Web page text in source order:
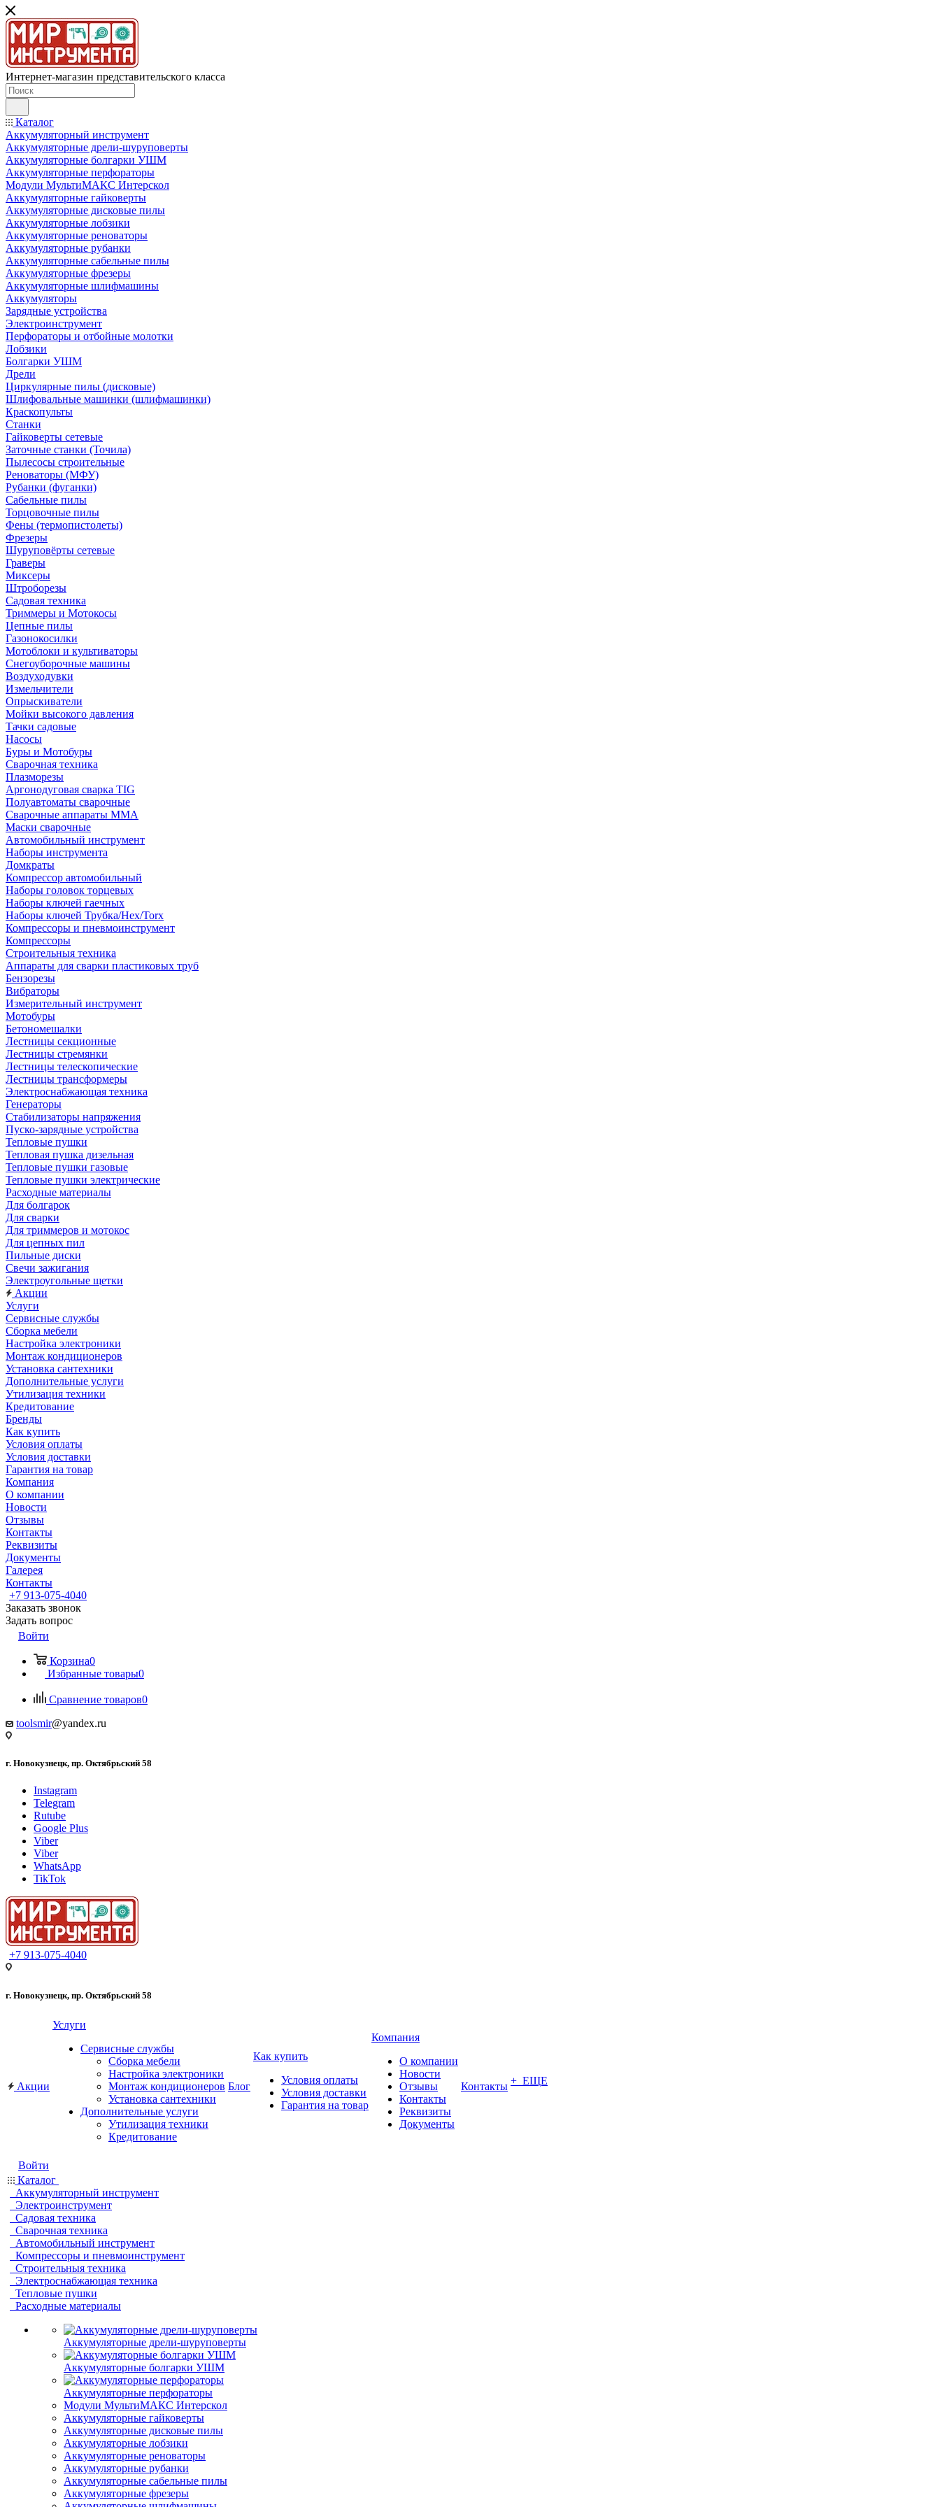
Интернет-магазин представительского класса
Каталог
Аккумуляторный инструмент
Аккумуляторные дрели-шуруповерты
Аккумуляторные болгарки УШМ
Аккумуляторные перфораторы
Модули МультиМАКС Интерскол
Аккумуляторные гайковерты
Аккумуляторные дисковые пилы
Аккумуляторные лобзики
Аккумуляторные реноваторы
Аккумуляторные рубанки
Аккумуляторные сабельные пилы
Аккумуляторные фрезеры
Аккумуляторные шлифмашины
Аккумуляторы
Зарядные устройства
Электроинструмент
Перфораторы и отбойные молотки
Лобзики
Болгарки УШМ
Дрели
Циркулярные пилы (дисковые)
Шлифовальные машинки (шлифмашинки)
Краскопульты
Станки
Гайковерты сетевые
Заточные станки (Точила)
Пылесосы строительные
Реноваторы (МФУ)
Рубанки (фуганки)
Сабельные пилы
Торцовочные пилы
Фены (термопистолеты)
Фрезеры
Шуруповёрты сетевые
Граверы
Миксеры
Штроборезы
Садовая техника
Триммеры и Мотокосы
Цепные пилы
Газонокосилки
Мотоблоки и культиваторы
Снегоуборочные машины
Воздуходувки
Измельчители
Опрыскиватели
Мойки высокого давления
Тачки садовые
Насосы
Буры и Мотобуры
Сварочная техника
Плазморезы
Аргонодуговая сварка TIG
Полуавтоматы сварочные
Сварочные аппараты ММА
Маски сварочные
Автомобильный инструмент
Наборы инструмента
Домкраты
Компрессор автомобильный
Наборы головок торцевых
Наборы ключей гаечных
Наборы ключей Трубка/Hex/Torx
Компрессоры и пневмоинструмент
Компрессоры
Строительныя техника
Аппараты для сварки пластиковых труб
Бензорезы
Вибраторы
Измерительный инструмент
Мотобуры
Бетономешалки
Лестницы секционные
Лестницы стремянки
Лестницы телескопические
Лестницы трансформеры
Электроснабжающая техника
Генераторы
Стабилизаторы напряжения
Пуско-зарядные устройства
Тепловые пушки
Тепловая пушка дизельная
Тепловые пушки газовые
Тепловые пушки электрические
Расходные материалы
Для болгарок
Для сварки
Для триммеров и мотокос
Для цепных пил
Пильные диски
Свечи зажигания
Электроугольные щетки
Акции
Услуги
Сервисные службы
Сборка мебели
Настройка электроники
Монтаж кондиционеров
Установка сантехники
Дополнительные услуги
Утилизация техники
Кредитование
Бренды
Как купить
Условия оплаты
Условия доставки
Гарантия на товар
Компания
О компании
Новости
Отзывы
Контакты
Реквизиты
Документы
Галерея
Контакты
+7 913-075-4040
Заказать звонок
Задать вопрос
Войти
Корзина0
Избранные товары0
Сравнение товаров0
toolsmir@yandex.ru
г. Новокузнецк, пр. Октябрьский 58
Instagram
Telegram
Rutube
Google Plus
Viber
Viber
WhatsApp
TikTok
+7 913-075-4040
г. Новокузнецк, пр. Октябрьский 58
Акции
Услуги
Сервисные службы
Сборка мебели
Настройка электроники
Монтаж кондиционеров
Установка сантехники
Дополнительные услуги
Утилизация техники
Кредитование
Блог
Как купить
Условия оплаты
Условия доставки
Гарантия на товар
Компания
О компании
Новости
Отзывы
Контакты
Реквизиты
Документы
Контакты + ЕЩЕ
Войти
Каталог
Аккумуляторный инструмент
Электроинструмент
Садовая техника
Сварочная техника
Автомобильный инструмент
Компрессоры и пневмоинструмент
Строительныя техника
Электроснабжающая техника
Тепловые пушки
Расходные материалы
Аккумуляторные дрели-шуруповерты
Аккумуляторные болгарки УШМ
Аккумуляторные перфораторы
Модули МультиМАКС Интерскол
Аккумуляторные гайковерты
Аккумуляторные дисковые пилы
Аккумуляторные лобзики
Аккумуляторные реноваторы
Аккумуляторные рубанки
Аккумуляторные сабельные пилы
Аккумуляторные фрезеры